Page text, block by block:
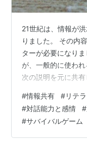
21世紀は、情報が
りました。 その内
ターが必要になり
が、一般的に使わ
次の説明を元に共
転じて現代では「
を）適切に理解・
る」という意味に使
の「識字率」と同
#情報共有 #リテ
#対話能力と感情 #
#サバイバルゲーム